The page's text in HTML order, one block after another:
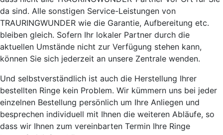
da sind. Alle sonstigen Service-Leistungen von
TRAURINGWUNDER wie die Garantie, Aufbereitung etc.
bleiben gleich. Sofern Ihr lokaler Partner durch die
aktuellen Umstände nicht zur Verfügung stehen kann,
können Sie sich jederzeit an unsere Zentrale wenden.
Und selbstverständlich ist auch die Herstellung Ihrer
bestellten Ringe kein Problem. Wir kümmern uns bei jeder
einzelnen Bestellung persönlich um Ihre Anliegen und
besprechen individuell mit Ihnen die weiteren Abläufe, so
dass wir Ihnen zum vereinbarten Termin Ihre Ringe